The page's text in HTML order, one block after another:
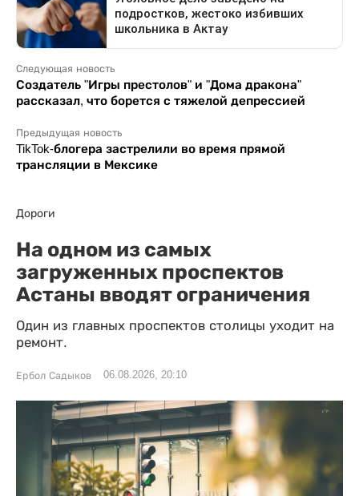
Следующая новость
Создатель "Игры престолов" и "Дома дракона"
рассказал, что борется с тяжелой депрессией
Предыдущая новость
TikTok-блогера застрелили во время прямой
трансляции в Мексике
Дороги
На одном из самых
загруженных проспектов
Астаны вводят ограничения
Один из главных проспектов столицы уходит на
ремонт.
Ербол Садыков 06.08.2026, 20:10